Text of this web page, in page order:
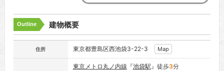
Outline 建物概要
住所 東京都豊島区西池袋3-22-3 Map
東京メトロ丸ノ内線 『池袋駅』徒歩3分